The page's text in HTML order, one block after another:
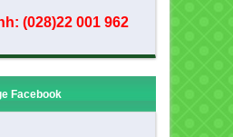
(028)22 001 962
Facebook